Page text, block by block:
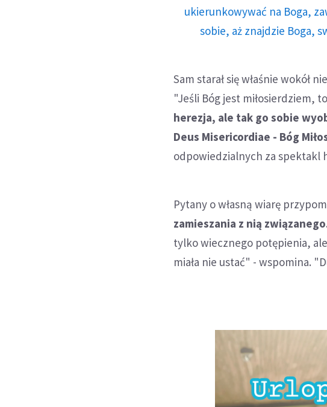
ukierunkowywać na Boga,
sobie, aż znajdzie Boga,
Sam starał się właśnie wokół
"Jeśli Bóg jest miłosierdziem,
herezja, ale tak go sobie
Deus Misericordiae - Bóg
odpowiedzialnych za spektakl
Pytany o własną wiarę
zamieszania z nią związanego
tylko wiecznego potępienia,
miała nie ustać" - wspomina.